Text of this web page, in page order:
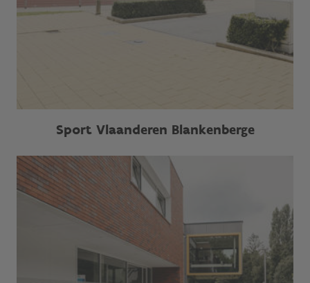
Sport Vlaanderen Blankenberge